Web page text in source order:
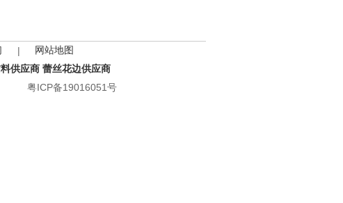
|
网站地图
供应商 蕾丝花边供应商
粤ICP备19016051号